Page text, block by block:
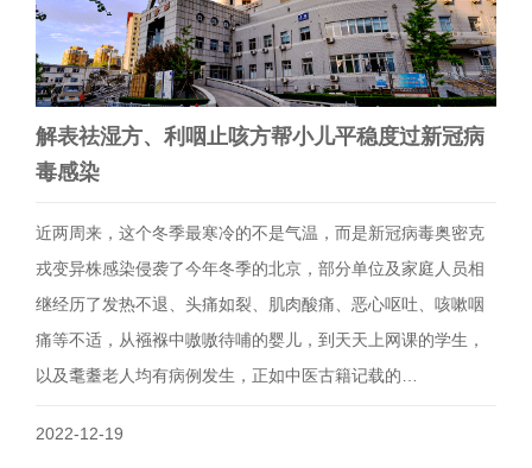
解表祛湿方、利咽止咳方帮小儿平稳度过新冠病
毒感染
近两周来，这个冬季最寒冷的不是气温，而是新冠病毒奥密克
戎变异株感染侵袭了今年冬季的北京，部分单位及家庭人员相
继经历了发热不退、头痛如裂、肌肉酸痛、恶心呕吐、咳嗽咽
痛等不适，从襁褓中嗷嗷待哺的婴儿，到天天上网课的学生，
以及耄耋老人均有病例发生，正如中医古籍记载的…
2022-12-19